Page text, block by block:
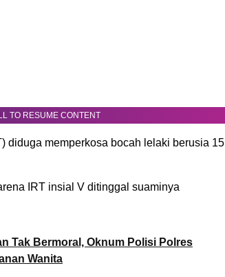
TO RESUME CONTENT
diduga memperkosa bocah lelaki berusia 15
IRT insial V ditinggal suaminya
Tak Bermoral, Oknum Polisi Polres
Wanita